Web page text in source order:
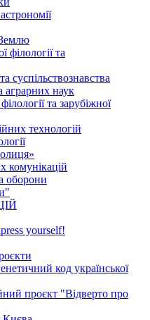
філології та
суспільствознавства
аграрних наук
та зарубіжної
технологій
комунікацій
оборони
yourself!
код української
проєкт "Відверто про